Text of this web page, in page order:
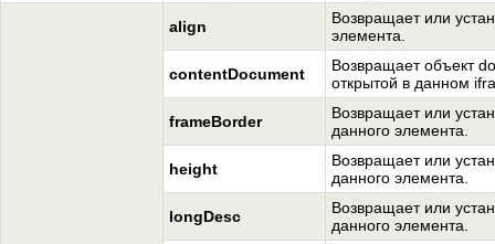
align
Возвращает или
элемента.
contentDocument
Возвращает объект
открытой в данном
frameBorder
Возвращает или
данного элемента.
height
Возвращает или
данного элемента.
longDesc
Возвращает или
данного элемента.